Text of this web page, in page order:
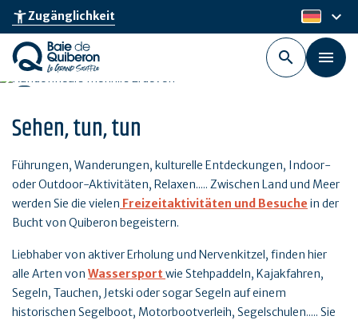
Skip
main
content
accessibility_newZugänglichkeit de
keyboard_arrow_down
Sehen, tun, tun
Führungen, Wanderungen, kulturelle Entdeckungen, Indoor-
oder Outdoor-Aktivitäten, Relaxen..... Zwischen Land und Meer
werden Sie die vielen Freizeitaktivitäten und Besuche in der
Bucht von Quiberon begeistern.
Liebhaber von aktiver Erholung und Nervenkitzel, finden hier
alle Arten von Wassersport wie Stehpaddeln, Kajakfahren,
Segeln, Tauchen, Jetski oder sogar Segeln auf einem
historischen Segelboot, Motorbootverleih, Segelschulen..... Sie